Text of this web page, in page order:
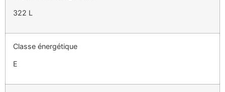
322 L
Classe énergétique
E